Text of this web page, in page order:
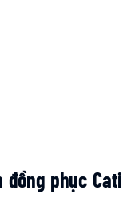
phục Cati